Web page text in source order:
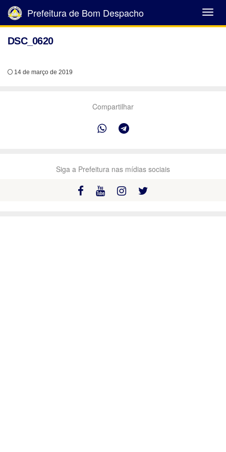
Abrir
Menu
Prefeitura de Bom Despacho
DSC_0620
14 de março de 2019
Compartilhar
Siga a Prefeitura nas mídias sociais